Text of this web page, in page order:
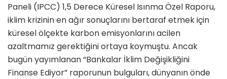
Paneli (IPCC) 1,5 Derece Küresel Isınma Özel Raporu,
iklim krizinin en ağır sonuçlarını bertaraf etmek için
küresel ölçekte karbon emisyonlarını acilen
azaltmamız gerektiğini ortaya koymuştu. Ancak
bugün yayımlanan “Bankalar İklim Değişikliğini
Finanse Ediyor” raporunun bulguları, dünyanın önde